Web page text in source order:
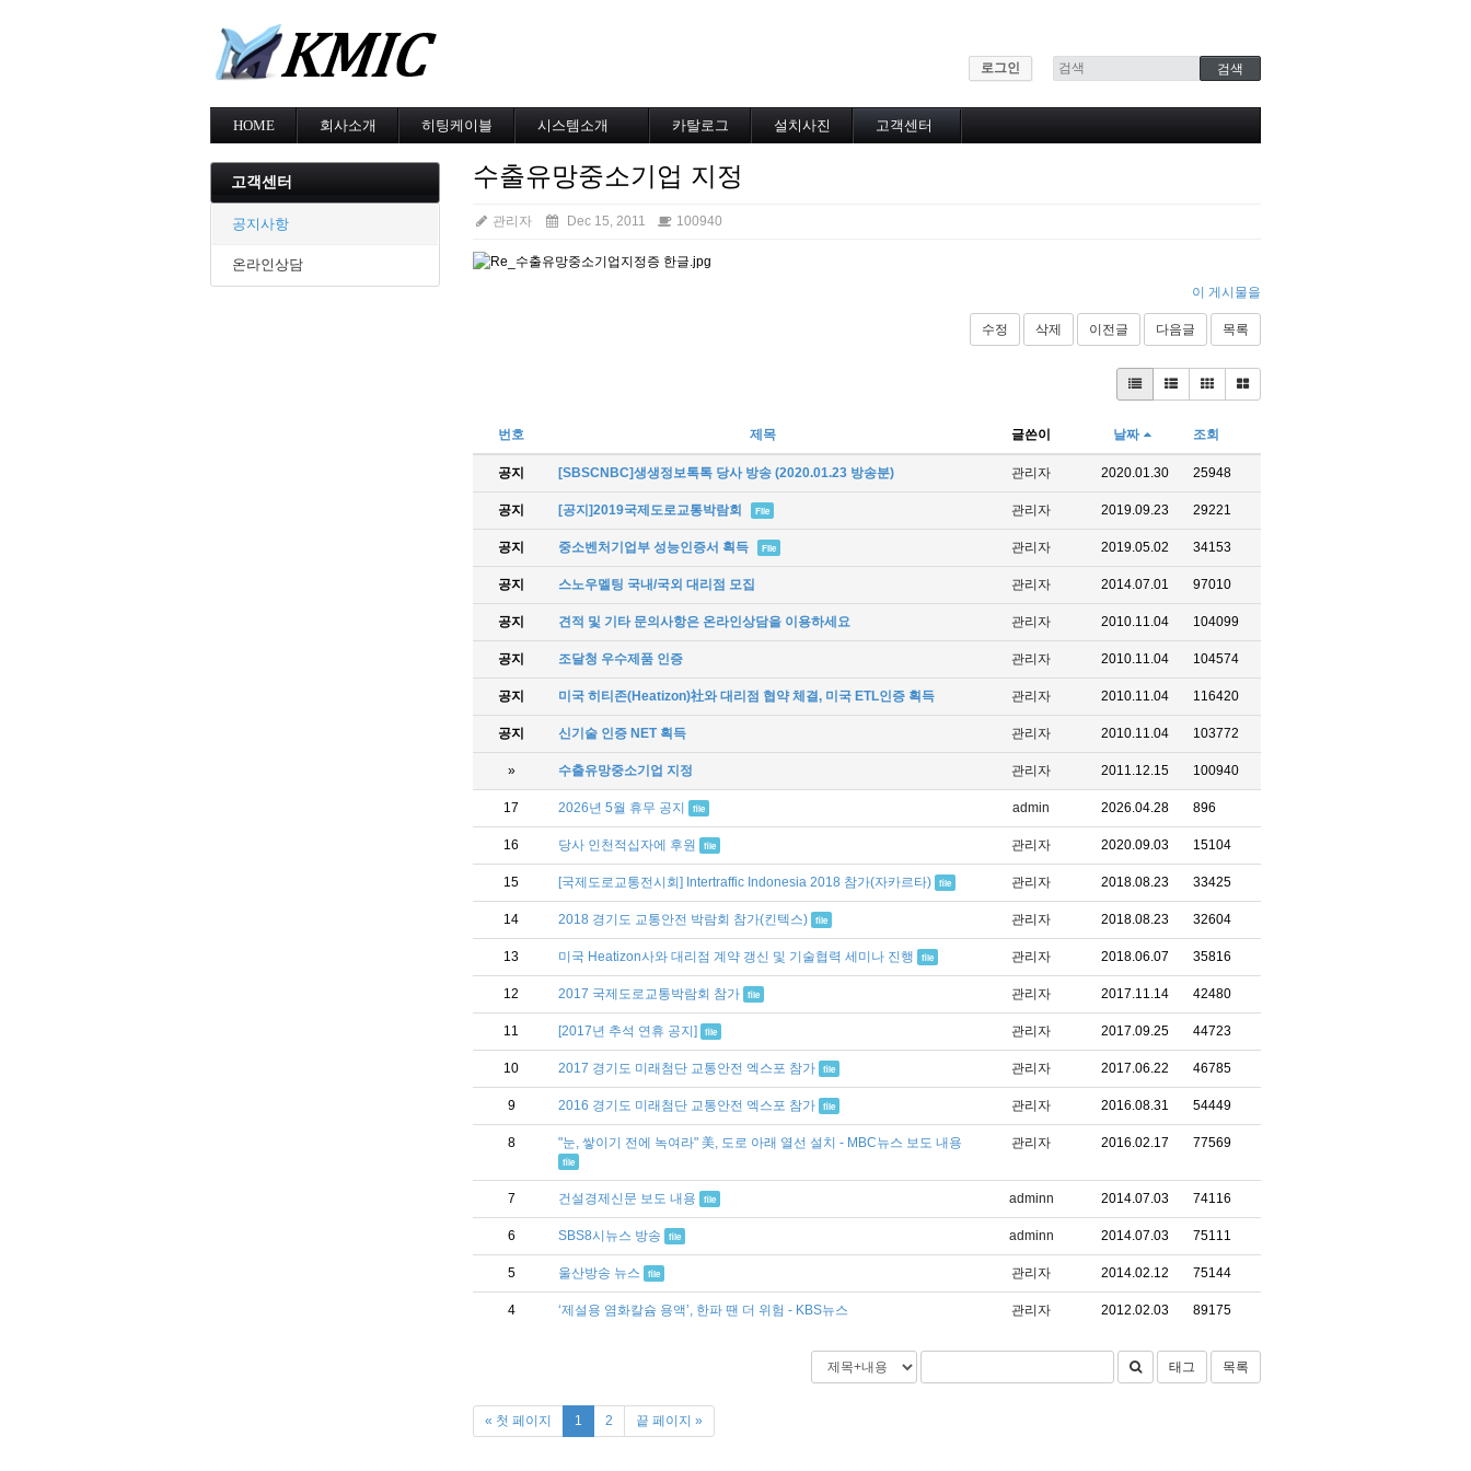
로그인
HOME 회사소개 히팅케이블
스노우멜팅
지붕융설
시스템소개
지붕융설시스템
동파방지
산업용히터
카탈로그 설치사진 고객센터
고객센터
공지사항
온라인상담
수출유망중소기업 지정
관리자 Dec 15, 2011 100940
이 게시물을
수정 삭제 이전글 다음글 목록
번호 제목 글쓴이 날짜 조회
공지 [SBSCNBC]생생정보톡톡 당사 방송 (2020.01.23 방송분) 관리자 2020.01.30 25948
공지 [공지]2019국제도로교통박람회 File 관리자 2019.09.23 29221
공지 중소벤처기업부 성능인증서 획득 File 관리자 2019.05.02 34153
공지 스노우멜팅 국내/국외 대리점 모집 관리자 2014.07.01 97010
공지 견적 및 기타 문의사항은 온라인상담을 이용하세요 관리자 2010.11.04 104099
공지 조달청 우수제품 인증 관리자 2010.11.04 104574
공지 미국 히티존(Heatizon)社와 대리점 협약 체결, 미국 ETL인증 획득 관리자 2010.11.04 116420
공지 신기술 인증 NET 획득 관리자 2010.11.04 103772
» 수출유망중소기업 지정 관리자 2011.12.15 100940
17 2026년 5월 휴무 공지 file admin 2026.04.28 896
16 당사 인천적십자에 후원 file 관리자 2020.09.03 15104
15 [국제도로교통전시회] Intertraffic Indonesia 2018 참가(자카르타) file 관리자 2018.08.23 33425
14 2018 경기도 교통안전 박람회 참가(킨텍스) file 관리자 2018.08.23 32604
13 미국 Heatizon사와 대리점 계약 갱신 및 기술협력 세미나 진행 file 관리자 2018.06.07 35816
12 2017 국제도로교통박람회 참가 file 관리자 2017.11.14 42480
11 [2017년 추석 연휴 공지] file 관리자 2017.09.25 44723
10 2017 경기도 미래첨단 교통안전 엑스포 참가 file 관리자 2017.06.22 46785
9 2016 경기도 미래첨단 교통안전 엑스포 참가 file 관리자 2016.08.31 54449
8 "눈, 쌓이기 전에 녹여라" 美, 도로 아래 열선 설치 - MBC뉴스 보도 내용
file
관리자 2016.02.17 77569
7 건설경제신문 보도 내용 file adminn 2014.07.03 74116
6 SBS8시뉴스 방송 file adminn 2014.07.03 75111
5 울산방송 뉴스 file 관리자 2014.02.12 75144
4 ‘제설용 염화칼슘 용액’, 한파 땐 더 위험 - KBS뉴스 관리자 2012.02.03 89175
태그 목록
« 첫 페이지 1 2 끝 페이지 »